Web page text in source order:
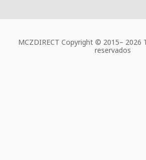
MCZDIRECT Copyright © 2015– 2026
reservados